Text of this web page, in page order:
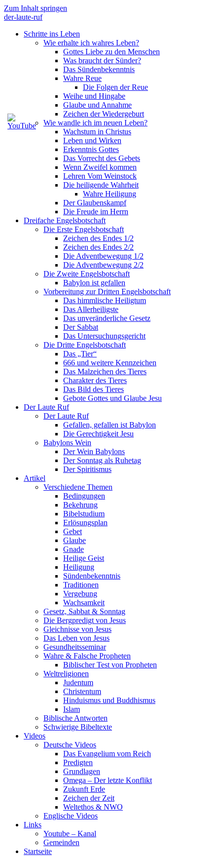
Zum Inhalt springen
der-laute-ruf
Schritte ins Leben
Wie erhalte ich wahres Leben?
Gottes Liebe zu den Menschen
Was braucht der Sünder?
Das Sündenbekenntnis
Wahre Reue
Die Folgen der Reue
Weihe und Hingabe
Glaube und Annahme
Zeichen der Wiedergeburt
Wie wandle ich im neuen Leben?
Wachstum in Christus
Leben und Wirken
Erkenntnis Gottes
Das Vorrecht des Gebets
Wenn Zweifel kommen
Lehren Vom Weinstock
Die heiligende Wahrheit
Wahre Heiligung
Der Glaubenskampf
Die Freude im Herrn
Dreifache Engelsbotschaft
Die Erste Engelsbotschaft
Zeichen des Endes 1/2
Zeichen des Endes 2/2
Die Adventbewegung 1/2
Die Adventbewegung 2/2
Die Zweite Engelsbotschaft
Babylon ist gefallen
Vorbereitung zur Dritten Engelsbotschaft
Das himmlische Heiligtum
Das Allerheiligste
Das unveränderliche Gesetz
Der Sabbat
Das Untersuchungsgericht
Die Dritte Engelsbotschaft
Das „Tier“
666 und weitere Kennzeichen
Das Malzeichen des Tieres
Charakter des Tieres
Das Bild des Tieres
Gebote Gottes und Glaube Jesu
Der Laute Ruf
Der Laute Ruf
Gefallen, gefallen ist Babylon
Die Gerechtigkeit Jesu
Babylons Wein
Der Wein Babylons
Der Sonntag als Ruhetag
Der Spiritismus
Artikel
Verschiedene Themen
Bedingungen
Bekehrung
Bibelstudium
Erlösungsplan
Gebet
Glaube
Gnade
Heilige Geist
Heiligung
Sündenbekenntnis
Traditionen
Vergebung
Wachsamkeit
Gesetz, Sabbat & Sonntag
Die Bergpredigt von Jesus
Gleichnisse von Jesus
Das Leben von Jesus
Gesundheitsseminar
Wahre & Falsche Propheten
Biblischer Test von Propheten
Weltreligionen
Judentum
Christentum
Hinduismus und Buddhismus
Islam
Biblische Antworten
Schwierige Bibeltexte
Videos
Deutsche Videos
Das Evangelium vom Reich
Predigten
Grundlagen
Omega – Der letzte Konflikt
Zukunft Erde
Zeichen der Zeit
Weltethos & NWO
Englische Videos
Links
Youtube – Kanal
Gemeinden
Startseite